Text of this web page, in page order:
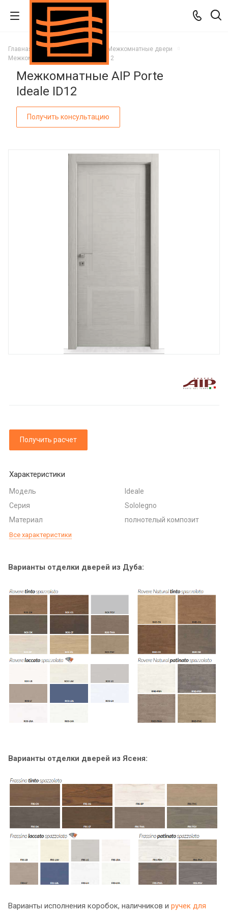
Главная Каталог
Межкомнатные двери
Межкомнатные AIP Porte Ideale ID12
Межкомнатные AIP Porte
Ideale ID12
Получить консультацию
Получить расчет
Характеристики
Модель
Ideale
Серия
Sololegno
Материал
полнотелый композит
Все характеристики
Варианты отделки дверей из Дуба:
Варианты отделки дверей из Ясеня:
Варианты исполнения коробок, наличников и ручек для